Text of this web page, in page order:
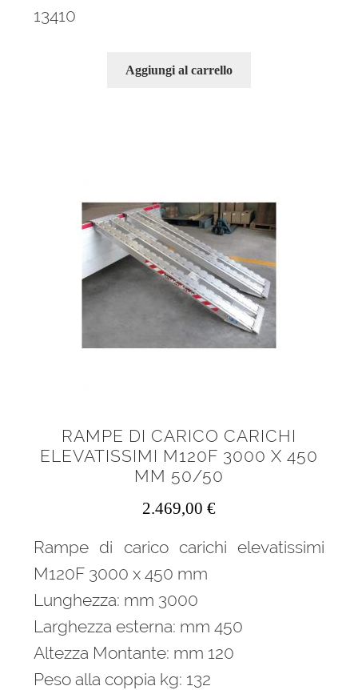
13410
Aggiungi al carrello
RAMPE DI CARICO CARICHI
ELEVATISSIMI M120F 3000 X 450
MM 50/50
2.469,00 €
Rampe di carico carichi elevatissimi
M120F 3000 x 450 mm
Lunghezza: mm 3000
Larghezza esterna: mm 450
Altezza Montante: mm 120
Peso alla coppia kg: 132